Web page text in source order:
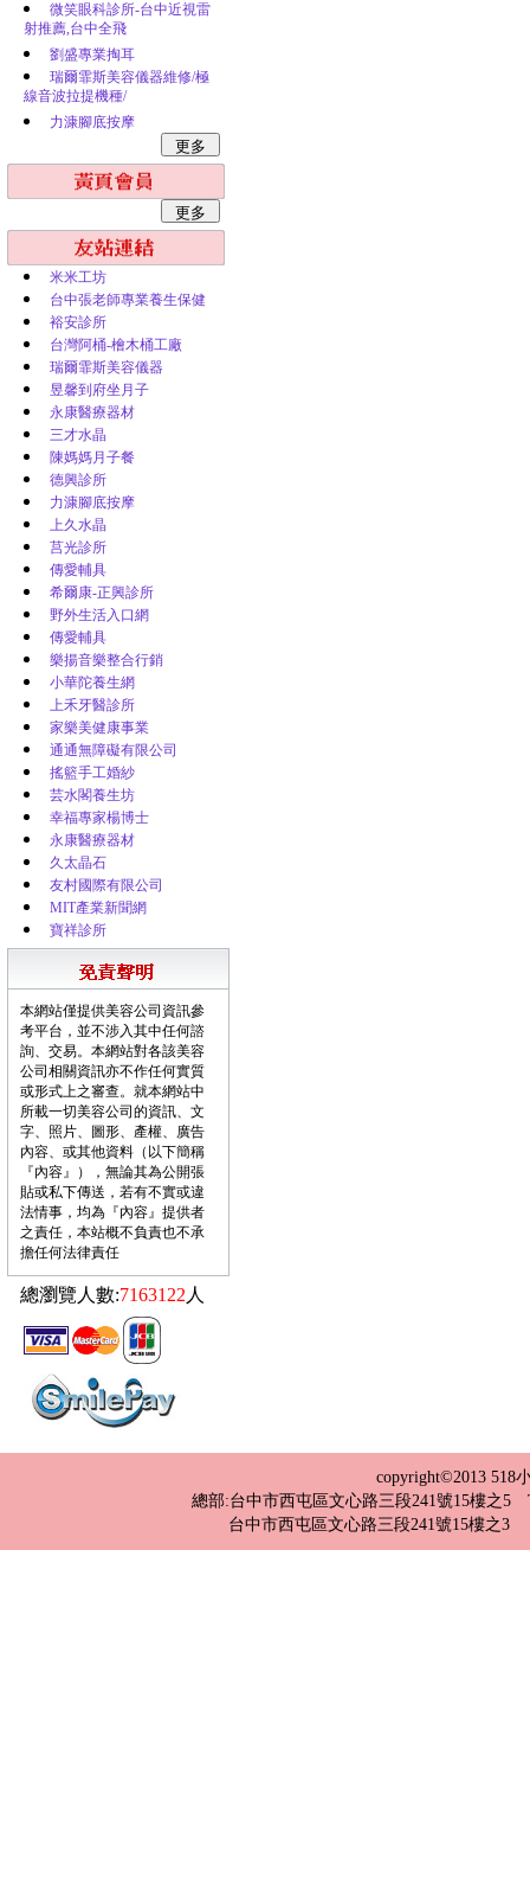
微笑眼科診所-台中近視雷
射推薦,台中全飛
劉盛專業掏耳
瑞爾霏斯美容儀器維修/極
線音波拉提機種/
力漮腳底按摩
米米工坊
台中張老師專業養生保健
裕安診所
台灣阿桶-檜木桶工廠
瑞爾霏斯美容儀器
昱馨到府坐月子
永康醫療器材
三才水晶
陳媽媽月子餐
德興診所
力漮腳底按摩
上久水晶
莒光診所
傳愛輔具
希爾康-正興診所
野外生活入口網
傳愛輔具
樂揚音樂整合行銷
小華陀養生網
上禾牙醫診所
家樂美健康事業
通通無障礙有限公司
搖籃手工婚紗
芸水閣養生坊
幸福專家楊博士
永康醫療器材
久太晶石
友村國際有限公司
MIT產業新聞網
寶祥診所
本網站僅提供美容公司資訊參
考平台，並不涉入其中任何諮
詢、交易。本網站對各該美容
公司相關資訊亦不作任何實質
或形式上之審查。就本網站中
所載一切美容公司的資訊、文
字、照片、圖形、產權、廣告
內容、或其他資料（以下簡稱
『內容』），無論其為公開張
貼或私下傳送，若有不實或違
法情事，均為『內容』提供者
之責任，本站概不負責也不承
擔任何法律責任
總瀏覽人數:7163122 人
copyright©2013
總部:台中市西屯區文心路三段241號15樓之5
台中市西屯區文心路三段241號15樓之